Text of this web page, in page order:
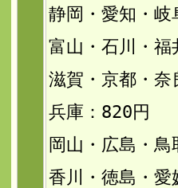
静岡・愛知・
富山・石川・福
滋賀・京都・
兵庫：820円
岡山・広島・
香川・徳島・